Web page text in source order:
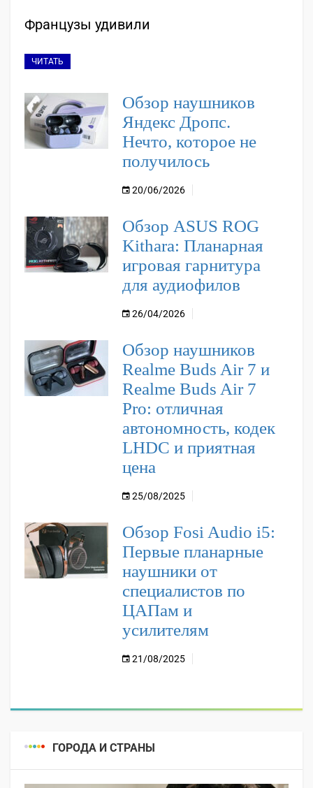
Французы удивили
ЧИТАТЬ
Обзор наушников
Яндекс Дропс.
Нечто, которое не
получилось
20/06/2026
Обзор ASUS ROG
Kithara: Планарная
игровая гарнитура
для аудиофилов
26/04/2026
Обзор наушников
Realme Buds Air 7 и
Realme Buds Air 7
Pro: отличная
автономность, кодек
LHDC и приятная
цена
25/08/2025
Обзор Fosi Audio i5:
Первые планарные
наушники от
специалистов по
ЦАПам и
усилителям
21/08/2025
ГОРОДА И СТРАНЫ